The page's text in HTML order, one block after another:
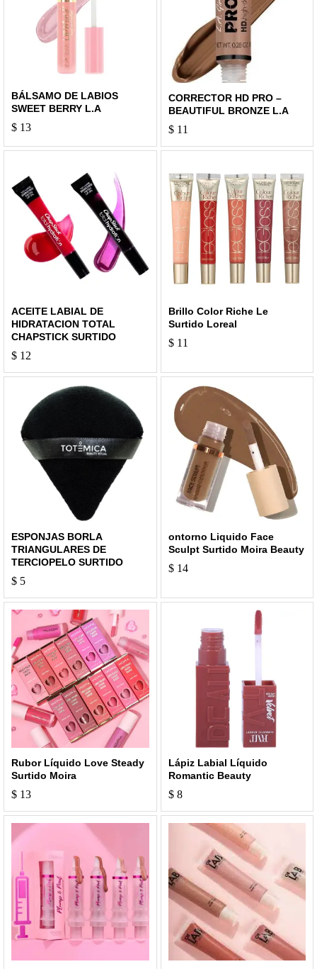
BÁLSAMO DE LABIOS
SWEET BERRY L.A
$ 13
CORRECTOR HD PRO –
BEAUTIFUL BRONZE L.A
$11
ACEITE LABIAL DE
HIDRATACION TOTAL
CHAPSTICK SURTIDO
$ 12
Brillo Color Riche Le
Surtido Loreal
$11
ESPONJAS BORLA
TRIANGULARES DE
TERCIOPELO SURTIDO
$ 5
ontorno Liquido Face
Sculpt Surtido Moira Beauty
$14
Rubor Líquido Love Steady
Surtido Moira
$ 13
Lápiz Labial Líquido
Romantic Beauty
$8